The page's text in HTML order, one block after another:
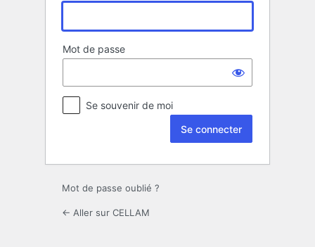
Mot de passe
Se souvenir de moi
Mot de passe oublié ?
← Aller sur CELLAM